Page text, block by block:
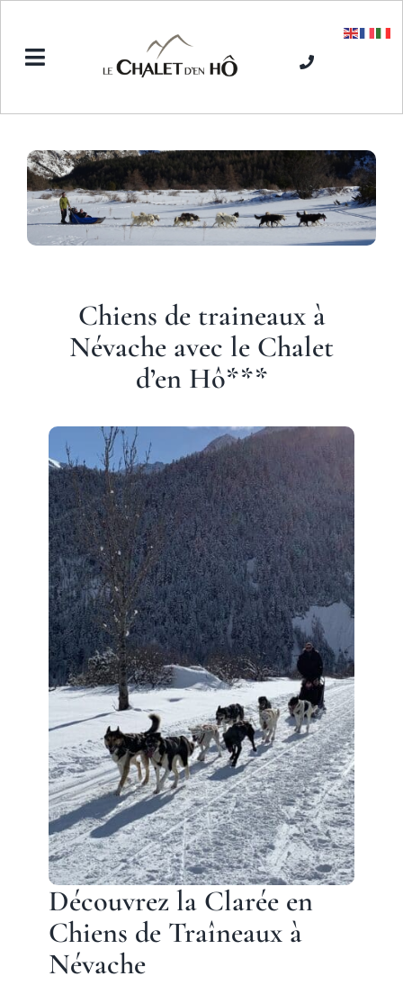
contenu
Toggle
Navigation
Accueil
L’Hôtel SPA
Séjours été
Névache
Accès
Chiens de traineaux à
Névache avec le Chalet
d’en Hô***
Découvrez la Clarée en
Chiens de Traîneauxà
Névache